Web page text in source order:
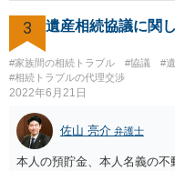
った等)、それも書くとよい
産分割に関係ない(と思われ
す(あくまで遺産分割に関係
の方に事情を理解してもらい
3 遺産相続協議に関
#家族間の相続トラブル #協議 #
#相続トラブルの代理交渉
2022年6月21日
佐山 亮介 弁護士
本人の預貯金、本人名義の